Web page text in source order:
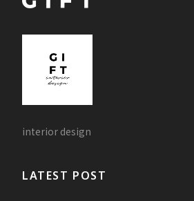
interior design
LATEST POST